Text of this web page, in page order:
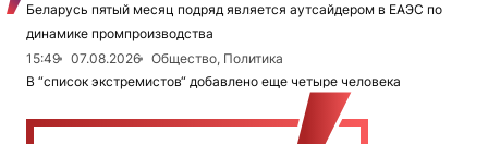
Беларусь пятый месяц подряд является аутсайдером в ЕАЭС по
динамике промпроизводства
15:49
07.08.2026
Общество, Политика
В “список экстремистов“ добавлено еще четыре человека